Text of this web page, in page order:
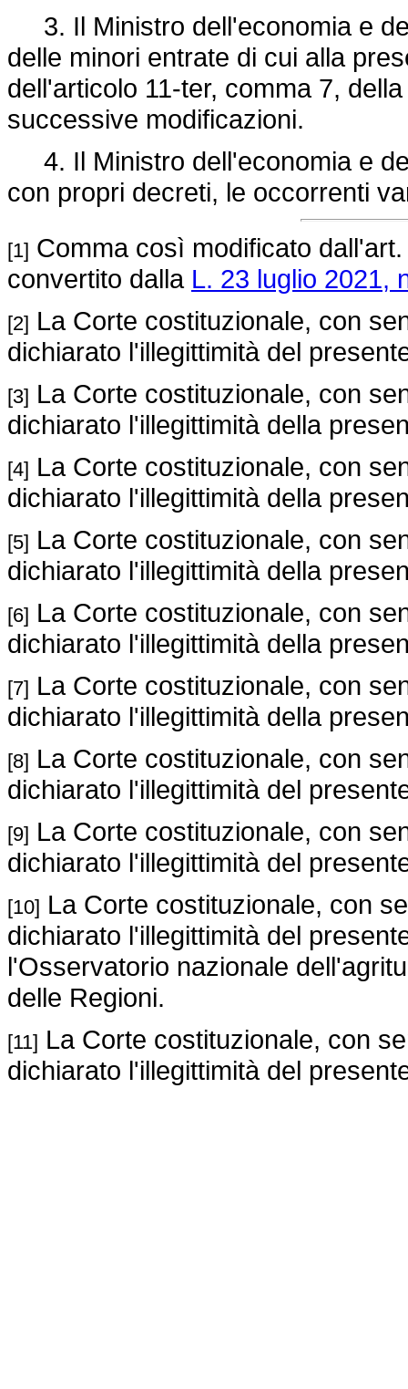
3. Il Ministro dell'economia e
delle minori entrate di cui alla
dell'articolo 11-ter, comma 7,
successive modificazioni.
4. Il Ministro dell'economia e
con propri decreti, le occorrenti
[1] Comma così modificato
convertito dalla L. 23 luglio 2021,
[2] La Corte costituzionale, con
dichiarato l'illegittimità del
[3] La Corte costituzionale, con
dichiarato l'illegittimità della
[4] La Corte costituzionale, con
dichiarato l'illegittimità della
[5] La Corte costituzionale, con
dichiarato l'illegittimità della
[6] La Corte costituzionale, con
dichiarato l'illegittimità della
[7] La Corte costituzionale, con
dichiarato l'illegittimità della
[8] La Corte costituzionale, con
dichiarato l'illegittimità del
[9] La Corte costituzionale, con
dichiarato l'illegittimità del
[10] La Corte costituzionale, con
dichiarato l'illegittimità del
l'Osservatorio nazionale
delle Regioni.
[11] La Corte costituzionale, con
dichiarato l'illegittimità del